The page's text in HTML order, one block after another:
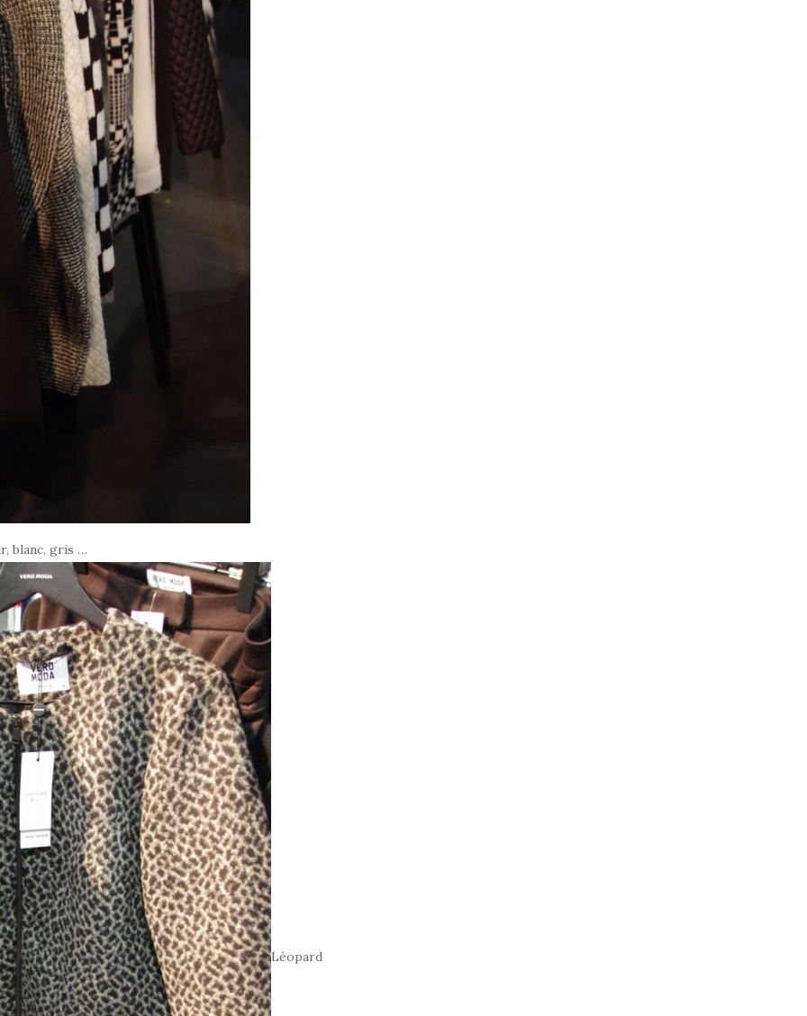
blanc, gris …
Léopard